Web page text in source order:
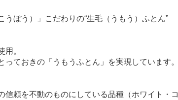
ぼう）」こだわりの“生毛（うもう）ふとん”
。
ておきの「うもうふとん」を実現しています。
頼を不動のものにしている品種（ホワイト・コ